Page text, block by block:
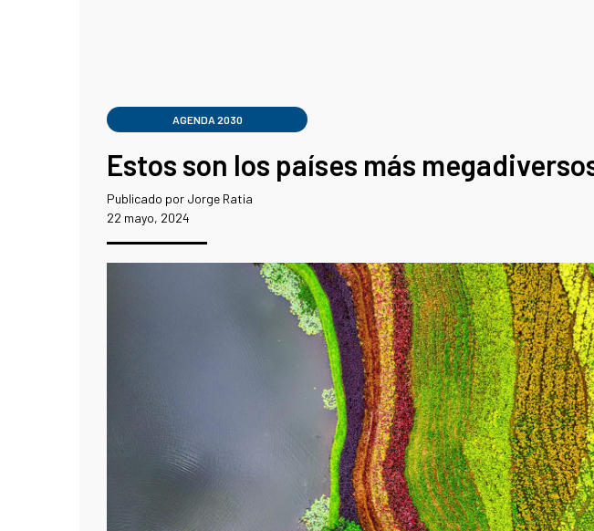
AGENDA 2030
Estos son los países más
Publicado por Jorge Ratia
22 mayo, 2024